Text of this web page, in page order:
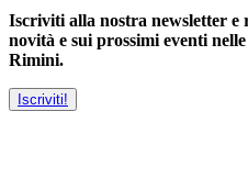
Iscriviti alla nostra newsletter e
novità e sui prossimi eventi
Rimini.
Iscriviti!